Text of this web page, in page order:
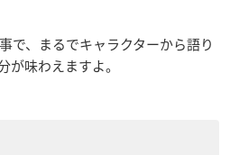
で、まるでキャラクターから語り
が味わえますよ。